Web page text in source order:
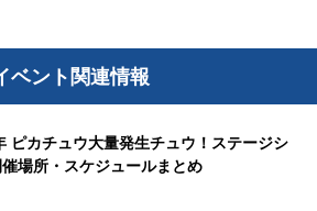
ベント関連情報
ピカチュウ大量発生チュウ！ステージシ
催場所・スケジュールまとめ